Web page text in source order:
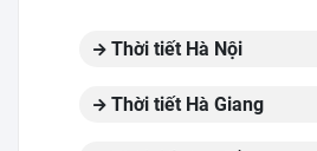
Thời tiết Hà Nội
Thời tiết Hà Giang